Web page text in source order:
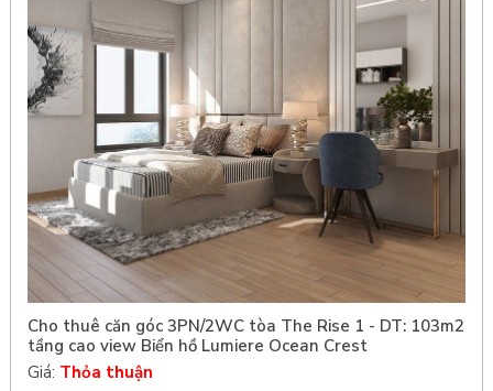
Cho thuê căn góc 3PN/2WC tòa The Rise 1 - DT: 103m2
tầng cao view Biển hồ Lumiere Ocean Crest
Giá: Thỏa thuận